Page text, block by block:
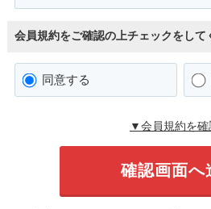
会員規約をご確認の上チェックをして
同意する
▼会員規約を